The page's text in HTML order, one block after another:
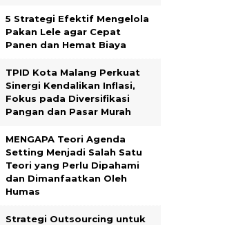
5 Strategi Efektif Mengelola
Pakan Lele agar Cepat
Panen dan Hemat Biaya
TPID Kota Malang Perkuat
Sinergi Kendalikan Inflasi,
Fokus pada Diversifikasi
Pangan dan Pasar Murah
MENGAPA Teori Agenda
Setting Menjadi Salah Satu
Teori yang Perlu Dipahami
dan Dimanfaatkan Oleh
Humas
Strategi Outsourcing untuk